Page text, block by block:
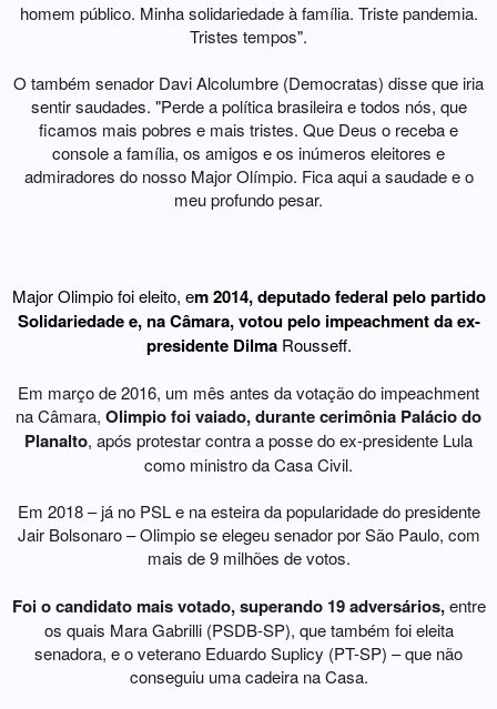
homem público. Minha solidariedade à família. Triste pandemia.
Tristes tempos".
O também senador Davi Alcolumbre (Democratas) disse que iria
sentir saudades. "Perde a política brasileira e todos nós, que
ficamos mais pobres e mais tristes. Que Deus o receba e
console a família, os amigos e os inúmeros eleitores e
admiradores do nosso Major Olímpio. Fica aqui a saudade e o
meu profundo pesar.
Major Olimpio foi eleito, em 2014, deputado federal pelo partido
Solidariedade e, na Câmara, votou pelo impeachment da ex-
presidente DilmaRousseff.
Em março de 2016, um mês antes da votação do impeachment
na Câmara, Olimpio foi vaiado, durante cerimônia Palácio do
Planalto, após protestar contra a posse do ex-presidente Lula
como ministro da Casa Civil.
Em 2018 – já no PSL e na esteira da popularidade do presidente
Jair Bolsonaro – Olimpio se elegeu senador por São Paulo, com
mais de 9 milhões de votos.
Foi o candidato mais votado, superando 19 adversários, entre
os quais Mara Gabrilli (PSDB-SP), que também foi eleita
senadora, e o veterano Eduardo Suplicy (PT-SP) – que não
conseguiu uma cadeira na Casa.